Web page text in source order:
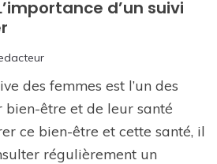
d’un suivi
des femmes est l’un des
bien-être et de leur santé
ce bien-être et cette santé, il
régulièrement un